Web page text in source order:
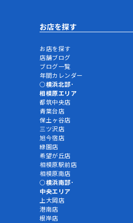
お店を探す
お店を探す
店舗ブログ
ブログ一覧
年間カレンダー
横浜北部･
相模原エリア
都筑中央店
青葉台店
保土ヶ谷店
三ツ沢店
旭今宿店
緑園店
希望が丘店
相模原駅前店
相模原南店
横浜南部･
中央エリア
上大岡店
港南店
根岸店